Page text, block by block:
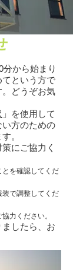
分から始まり
てという方で
。どうぞお気
」を使用して
方のための
。
にご協力く
を確認してくだ
装で調整してくだ
力ください。
したら、お